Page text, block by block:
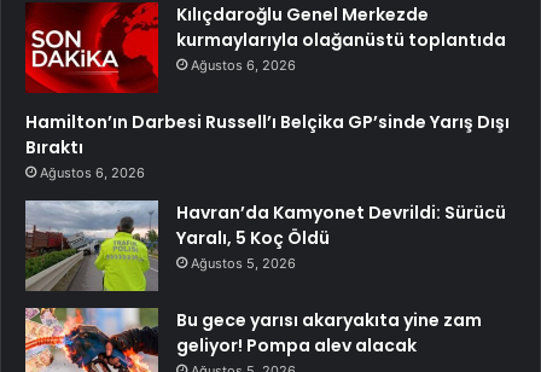
Kılıçdaroğlu Genel Merkezde
kurmaylarıyla olağanüstü toplantıda
Ağustos 6, 2026
Hamilton’ın Darbesi Russell’ı Belçika GP’sinde Yarış Dışı
Bıraktı
Ağustos 6, 2026
Havran’da Kamyonet Devrildi: Sürücü
Yaralı, 5 Koç Öldü
Ağustos 5, 2026
Bu gece yarısı akaryakıta yine zam
geliyor! Pompa alev alacak